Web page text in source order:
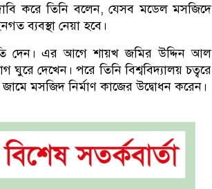
করে তিনি বলেন, যেসব মডেল মসজিদে
ব্যবস্থা নেয়া হবে।
দেন। এর আগে শায়খ জমির উদ্দিন আল
ঘুরে দেখেন। পরে তিনি বিশ্ববিদ্যালয় চত্বরে
মসজিদ নির্মাণ কাজের উদ্বোধন করেন।